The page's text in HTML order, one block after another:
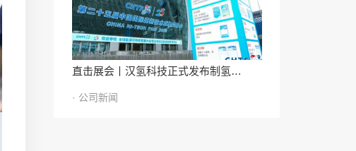
直击展会丨汉氢科技正式发布制氢…
· 公司新闻